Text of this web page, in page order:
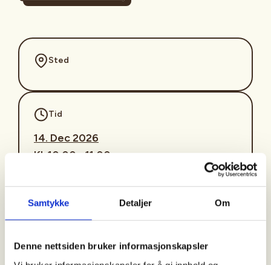
Samtykke Detaljer Om
Denne nettsiden bruker informasjonskapsler
Sted
Tid
14. Dec 2026
Kl. 10.00 - 11.00
Arrangør